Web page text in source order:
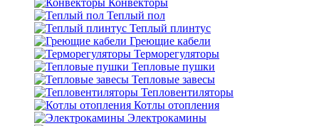
Конвекторы
Теплый пол
Теплый плинтус
Греющие кабели
Терморегуляторы
Тепловые пушки
Тепловые завесы
Тепловентиляторы
Котлы отопления
Электрокамины